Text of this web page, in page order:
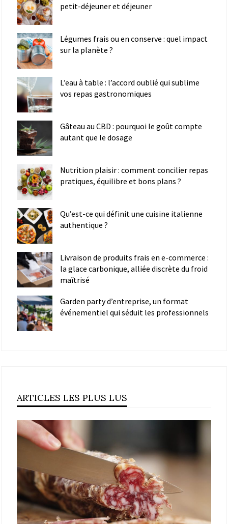
petit-déjeuner et déjeuner
Légumes frais ou en conserve : quel impact
sur la planète ?
L’eau à table : l’accord oublié qui sublime
vos repas gastronomiques
Gâteau au CBD : pourquoi le goût compte
autant que le dosage
Nutrition plaisir : comment concilier repas
pratiques, équilibre et bons plans ?
Qu’est-ce qui définit une cuisine italienne
authentique ?
Livraison de produits frais en e-commerce :
la glace carbonique, alliée discrète du froid
maîtrisé
Garden party d’entreprise, un format
événementiel qui séduit les professionnels
ARTICLES LES PLUS LUS